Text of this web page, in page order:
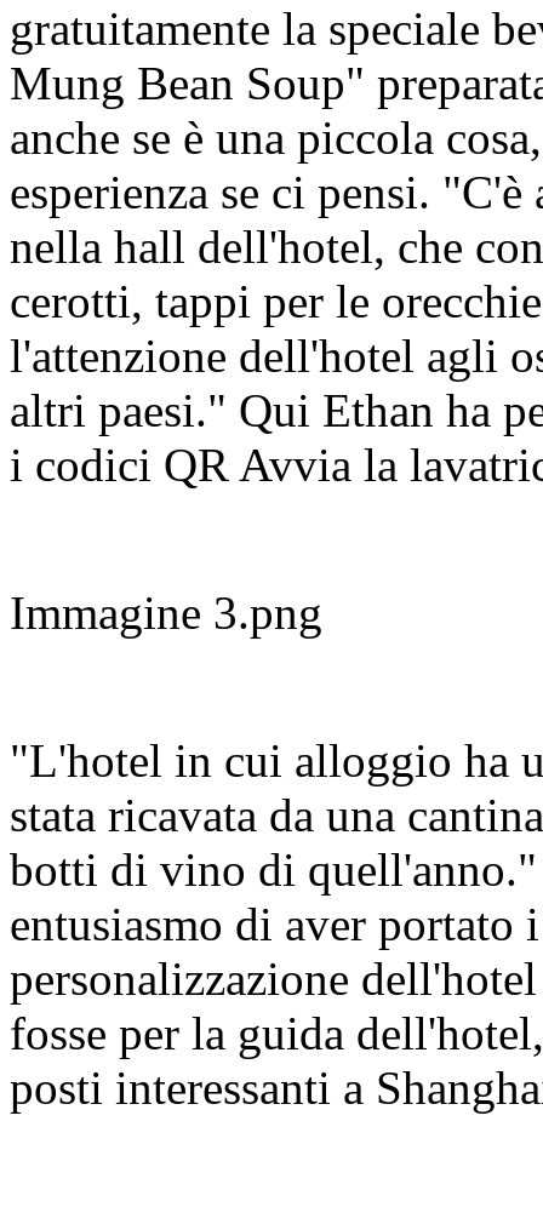
gratuitamente la speciale
Mung Bean Soup"
anche se è una piccola
esperienza se ci pensi.
nella hall dell'hotel, che
cerotti, tappi per le
l'attenzione dell'hotel agli
altri paesi." Qui Ethan ha
i codici QR Avvia la
Immagine 3.png
"L'hotel in cui alloggio ha
stata ricavata da una
botti di vino di quell'anno."
entusiasmo di aver
personalizzazione
fosse per la guida
posti interessanti a